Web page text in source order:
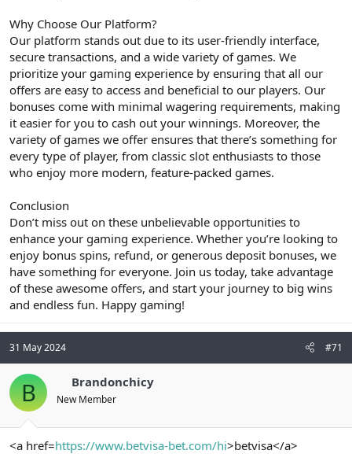
Why Choose Our Platform?
Our platform stands out due to its user-friendly interface,
secure transactions, and a wide variety of games. We
prioritize your gaming experience by ensuring that all our
offers are easy to access and beneficial to our players. Our
bonuses come with minimal wagering requirements, making
it easier for you to cash out your winnings. Moreover, the
variety of games we offer ensures that there’s something for
every type of player, from classic slot enthusiasts to those
who enjoy more modern, feature-packed games.
Conclusion
Don’t miss out on these unbelievable opportunities to
enhance your gaming experience. Whether you’re looking to
enjoy bonus spins, refund, or generous deposit bonuses, we
have something for everyone. Join us today, take advantage
of these awesome offers, and start your journey to big wins
and endless fun. Happy gaming!
31 May 2024 #71
B Brandonchicy
New Member
<a href=https://www.betvisa-bet.com/hi>betvisa</a>